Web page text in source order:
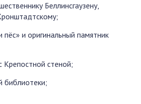
Беллинсгаузену,
пёс» и оригинальный памятник
Крепостной стеной;
библиотеки;